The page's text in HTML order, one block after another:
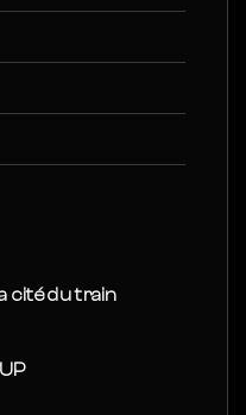
cité du train